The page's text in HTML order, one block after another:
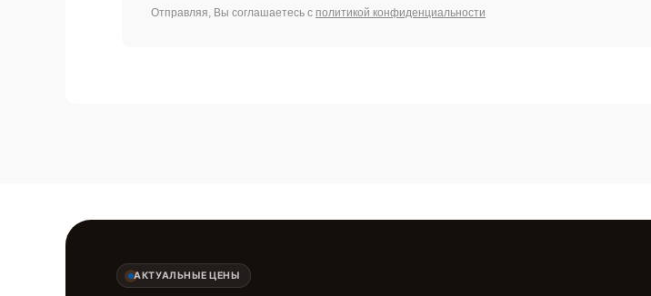
Отправляя, Вы соглашаетесь с политикой конфиденциальности
АКТУАЛЬНЫЕ ЦЕНЫ